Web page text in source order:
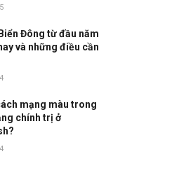
Đông từ đầu năm
và những điều cần
mạng màu trong
chính trị ở